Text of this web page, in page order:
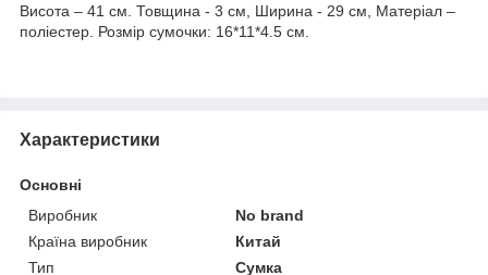
Висота – 41 см. Товщина - 3 см, Ширина - 29 см, Матеріал –
поліестер. Розмір сумочки: 16*11*4.5 см.
Характеристики
Основні
Виробник
No brand
Країна виробник
Китай
Тип
Сумка